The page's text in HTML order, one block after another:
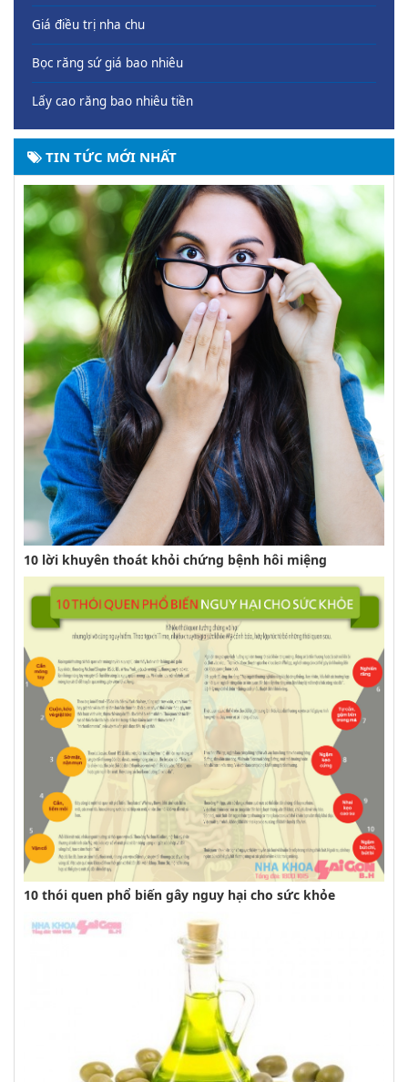
Giá điều trị nha chu
Bọc răng sứ giá bao nhiêu
Lấy cao răng bao nhiêu tiền
TIN TỨC MỚI NHẤT
10 lời khuyên thoát khỏi chứng bệnh hôi miệng
10 thói quen phổ biến gây nguy hại cho sức khỏe